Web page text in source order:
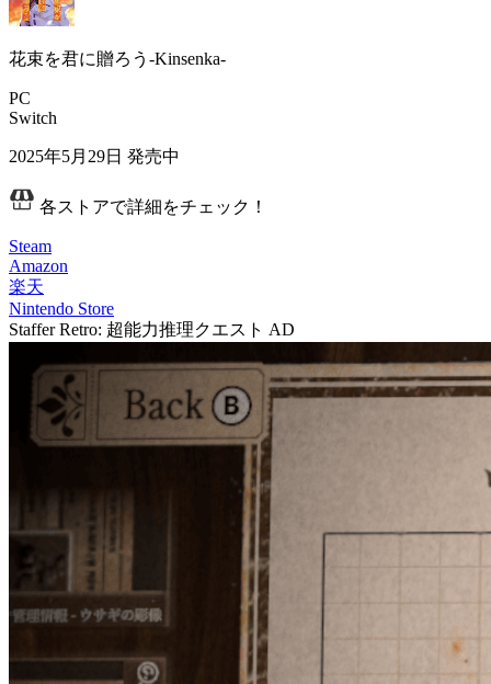
花束を君に贈ろう-Kinsenka-
PC
Switch
2025年5月29日 発売中
各ストアで詳細をチェック！
Steam
Amazon
楽天
Nintendo Store
Staffer Retro: 超能力推理クエスト AD